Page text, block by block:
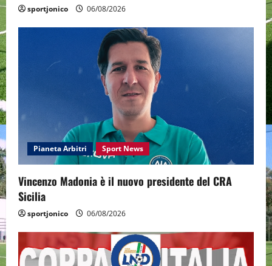
sportjonico 06/08/2026
Pianeta Arbitri Sport News
Vincenzo Madonia è il nuovo presidente del CRA
Sicilia
sportjonico 06/08/2026